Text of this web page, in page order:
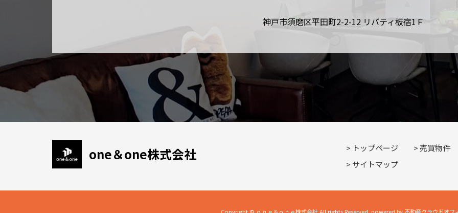
神戸市須磨区平田町2-2-12 リバティ板宿1Ｆ
one＆one株式会社 トップページ
売買物件
サイトマップ